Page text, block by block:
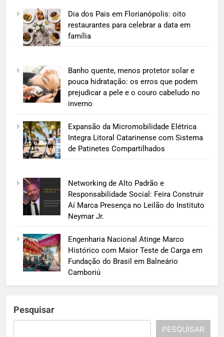
Dia dos Pais em Florianópolis: oito
restaurantes para celebrar a data em
família
Banho quente, menos protetor solar e
pouca hidratação: os erros que podem
prejudicar a pele e o couro cabeludo no
inverno
Expansão da Micromobilidade Elétrica
Integra Litoral Catarinense com Sistema
de Patinetes Compartilhados
Networking de Alto Padrão e
Responsabilidade Social: Feira Construir
Aí Marca Presença no Leilão do Instituto
Neymar Jr.
Engenharia Nacional Atinge Marco
Histórico com Maior Teste de Carga em
Fundação do Brasil em Balneário
Camboriú
Pesquisar
PESQUISAR